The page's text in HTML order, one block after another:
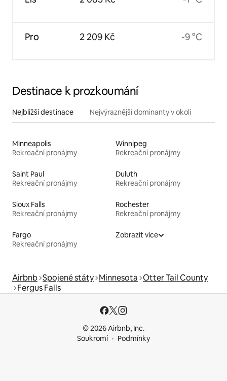
Pro 2 209 Kč -9 °C
Destinace k prozkoumání
Nejbližší destinace Nejvýraznější dominanty v okolí
Minneapolis
Rekreační pronájmy
Winnipeg
Rekreační pronájmy
Saint Paul
Rekreační pronájmy
Duluth
Rekreační pronájmy
Sioux Falls
Rekreační pronájmy
Rochester
Rekreační pronájmy
Fargo
Rekreační pronájmy
Zobrazit více
Airbnb Spojené státy Minnesota Otter Tail County
Fergus Falls
© 2026 Airbnb, Inc.
Soukromí
Podmínky